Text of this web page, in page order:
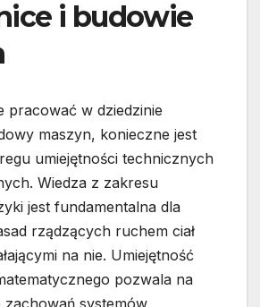
i budowie
pracować w dziedzinie
maszyn, konieczne jest
umiejętności technicznych
Wiedza z zakresu
jest fundamentalna dla
rządzących ruchem ciał
na nie. Umiejętność
pozwala na